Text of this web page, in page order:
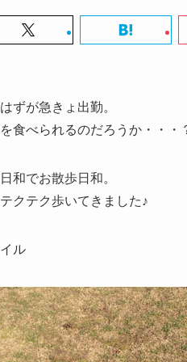
ずが急きょ出勤。
食べられるのだろうか・・・
和でお散歩日和。
クテク歩いてきました♪
ル